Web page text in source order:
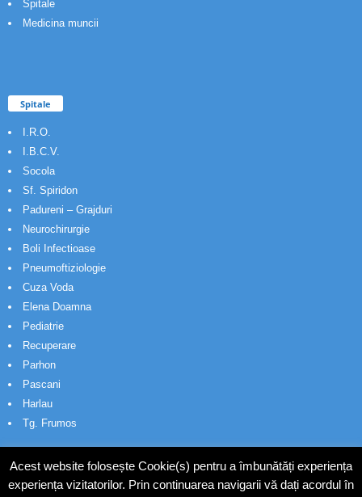
Spitale
Medicina muncii
Spitale
I.R.O.
I.B.C.V.
Socola
Sf. Spiridon
Padureni – Grajduri
Neurochirurgie
Boli Infectioase
Pneumoftiziologie
Cuza Voda
Elena Doamna
Pediatrie
Recuperare
Parhon
Pascani
Harlau
Tg. Frumos
Acest website folosește Cookie(s) pentru a îmbunătăți experiența
experiența vizitatorilor. Prin continuarea navigarii vă dați acordul în